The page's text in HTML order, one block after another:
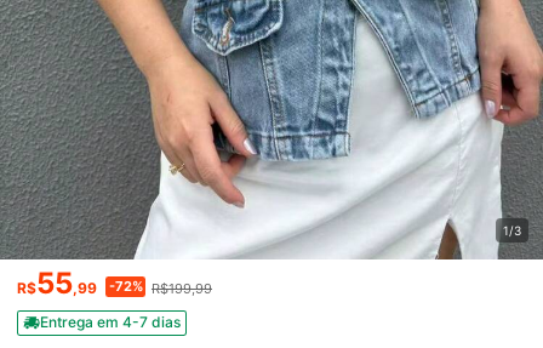
1/3
R$55,99 -72% R$199,99
Entrega em 4-7 dias